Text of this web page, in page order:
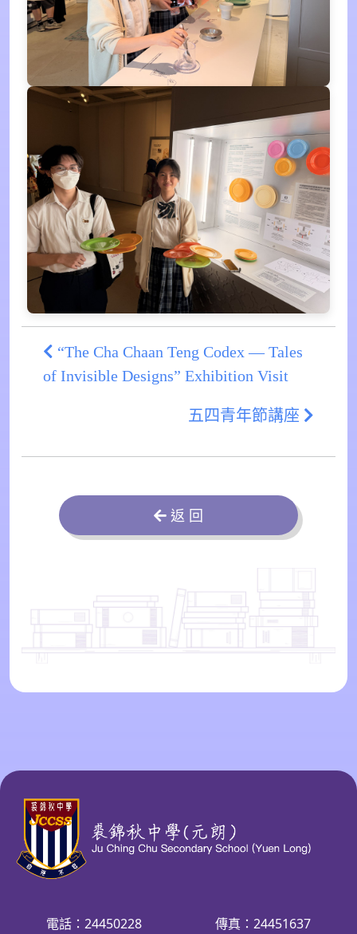
“The Cha Chaan Teng Codex — Tales
of Invisible Designs” Exhibition Visit
五四青年節講座
返 回
電話：24450228 傳真：24451637